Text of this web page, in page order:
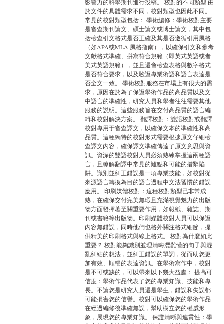
影響力的科學期刊進行投稿。 校對的不同類型 由
於文件的具體需求不同，校對類型也因此不同。
常見的校對類型包括： 學術編修：學術校對主要
是審查期刊論文、碩士論文或博士論文，其中包
括檢查引文格式是否正確及其是否遵循引用風格
（如APA或MLA 風格指南），以確保引文和參考
文獻格式準確、拼寫符合規範（即英式英語或者
美式英語規範），並且還會檢查表格與數字格式
是否符合要求，以及驗證專業術語和語言表達是
否全文一致。 學術校對服務在市場上有很大的需
求，原因在於為了保證學術作品的高品質以及文
中語言的準確性，研究人員和學者往往需要其他
服務的説明。這些服務旨在交付高品質的語言編
輯和校對解決方案。 翻譯校對：雙語校對或翻譯
校對專用于審查譯文，以確保文本的準確性和高
品質。這種獨特的校對形式需要根據原文仔細檢
查譯文內容，確保譯文準確傳達了原文意思與資
訊。資深的雙語校對人員必須熟練掌握這兩種語
言，且瞭解翻譯中常見的難點和可能的措辭陷
阱。識別並糾正錯誤是一項專業技能，如校對從
來源語言轉換為目的語言過程中文法習慣的錯誤
應用。 印刷媒體校對：這種校對類型已非常成
熟，在確保交付完美無瑕且充滿視覺魅力的出版
物方面發揮著至關重要作用，如報紙、雜誌、期
刊或書籍等出版物。印刷媒體校對人員可以保證
內容無錯誤，同時他們也格外關注格式細節，提
供精美的印刷格式與線上格式。 校對為什麼如此
重要？ 校對能夠識別並理清晦澀難懂的句子與混
亂糾結的想法，並糾正錯誤的單詞，從而助您更
加有效、順暢的表達資訊。在學術寫作中，校對
是不可或缺的，可以帶來以下幾大益處： 提高可
信度：學術作品代表了您的專業知識、技能和專
長。不論您是研究人員還是學生，錯誤和失誤都
可能損害您的信譽。校對可以確保您的學術作品
在經過編修後準確無誤，幫助樹立您的權威形
象，展現您的專業知識。 保證清晰與連貫性：學